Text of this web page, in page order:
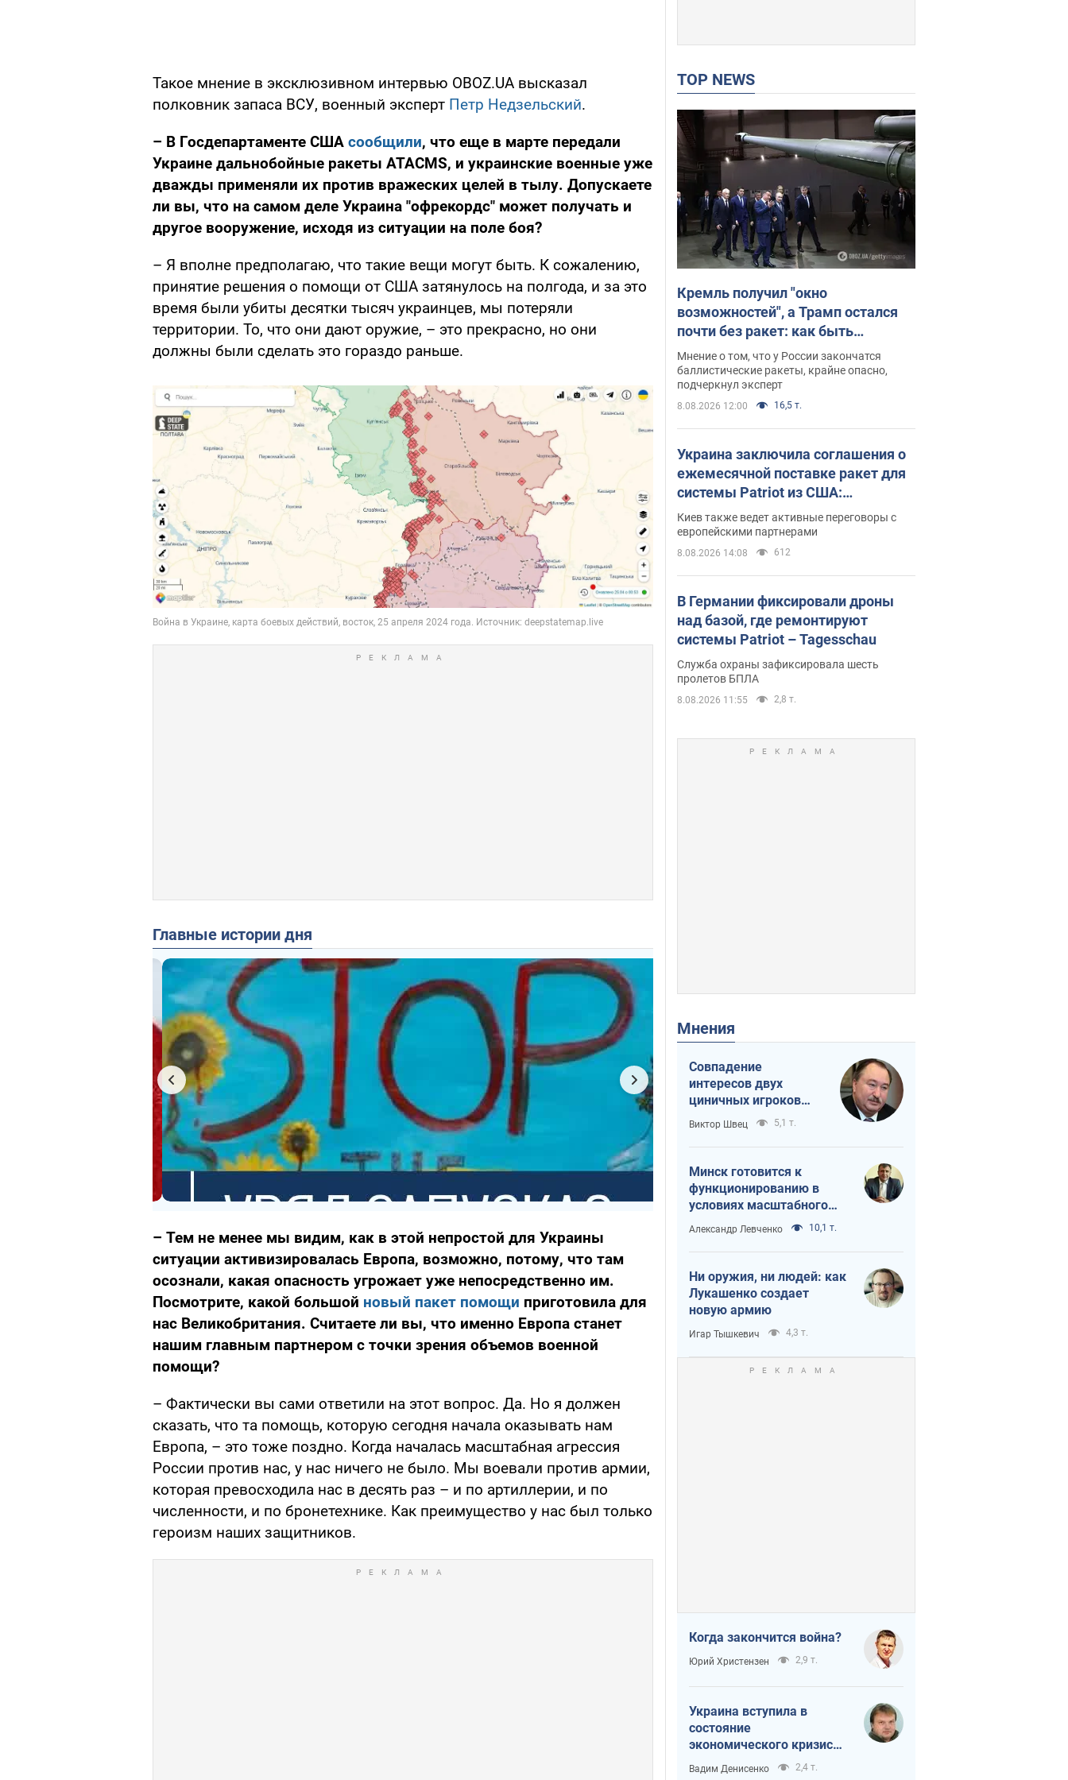
Такое мнение в эксклюзивном интервью OBOZ.UA высказал
полковник запаса ВСУ, военный эксперт Петр Недзельский.
– В Госдепартаменте США сообщили, что еще в марте передали
Украине дальнобойные ракеты ATACMS, и украинские военные уже
дважды применяли их против вражеских целей в тылу. Допускаете
ли вы, что на самом деле Украина "офрекордс" может получать и
другое вооружение, исходя из ситуации на поле боя?
– Я вполне предполагаю, что такие вещи могут быть. К сожалению,
принятие решения о помощи от США затянулось на полгода, и за это
время были убиты десятки тысяч украинцев, мы потеряли
территории. То, что они дают оружие, – это прекрасно, но они
должны были сделать это гораздо раньше.
Главные истории дня
– Тем не менее мы видим, как в этой непростой для Украины
ситуации активизировалась Европа, возможно, потому, что там
осознали, какая опасность угрожает уже непосредственно им.
Посмотрите, какой большой новый пакет помощи приготовила для
нас Великобритания. Считаете ли вы, что именно Европа станет
нашим главным партнером с точки зрения объемов военной
помощи?
– Фактически вы сами ответили на этот вопрос. Да. Но я должен
сказать, что та помощь, которую сегодня начала оказывать нам
Европа, – это тоже поздно. Когда началась масштабная агрессия
России против нас, у нас ничего не было. Мы воевали против армии,
которая превосходила нас в десять раз – и по артиллерии, и по
численности, и по бронетехнике. Как преимущество у нас был только
героизм наших защитников.
TOP NEWS
Кремль получил "окно
возможностей", а Трамп остался
почти без ракет: как быть
Украине? Интервью с Мельником
Мнение о том, что у России закончатся
баллистические ракеты, крайне опасно,
подчеркнул эксперт
8.08.2026 12:00 16,5 т.
Украина заключила соглашения о
ежемесячной поставке ракет для
системы Patriot из США:
Зеленский раскрыл подробности
Киев также ведет активные переговоры с
европейскими партнерами
8.08.2026 14:08 612
В Германии фиксировали дроны
над базой, где ремонтируют
системы Patriot – Tagesschau
Служба охраны зафиксировала шесть
пролетов БПЛА
8.08.2026 11:55 2,8 т.
Мнения
Совпадение
интересов двух
циничных игроков
или тайный план
Трампа и Путина?
Виктор Швец 5,1 т.
Минск готовится к
функционированию в
условиях масштабного
военного кризиса
Александр Левченко 10,1 т.
Ни оружия, ни людей: как
Лукашенко создает
новую армию
Игар Тышкевич 4,3 т.
Когда закончится война?
Юрий Христензен 2,9 т.
Украина вступила в
состояние
экономического кризиса.
Есть ли свет в конце
Вадим Денисенко 2,4 т.